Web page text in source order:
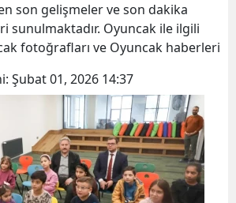
son gelişmeler ve son dakika
sunulmaktadır. Oyuncak ile ilgili
fotoğrafları ve Oyuncak haberleri
Şubat 01, 2026 14:37